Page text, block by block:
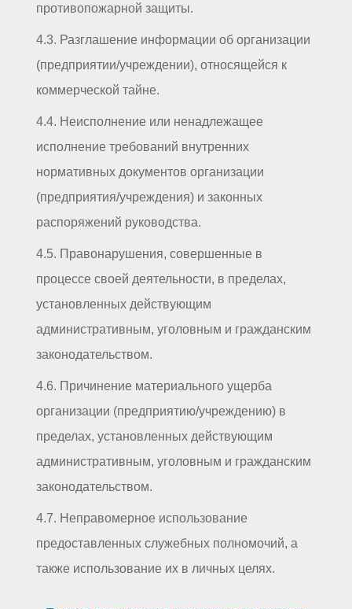
противопожарной защиты.
4.3. Разглашение информации об организации
(предприятии/учреждении), относящейся к
коммерческой тайне.
4.4. Неисполнение или ненадлежащее
исполнение требований внутренних
нормативных документов организации
(предприятия/учреждения) и законных
распоряжений руководства.
4.5. Правонарушения, совершенные в
процессе своей деятельности, в пределах,
установленных действующим
административным, уголовным и гражданским
законодательством.
4.6. Причинение материального ущерба
организации (предприятию/учреждению) в
пределах, установленных действующим
административным, уголовным и гражданским
законодательством.
4.7. Неправомерное использование
предоставленных служебных полномочий, а
также использование их в личных целях.